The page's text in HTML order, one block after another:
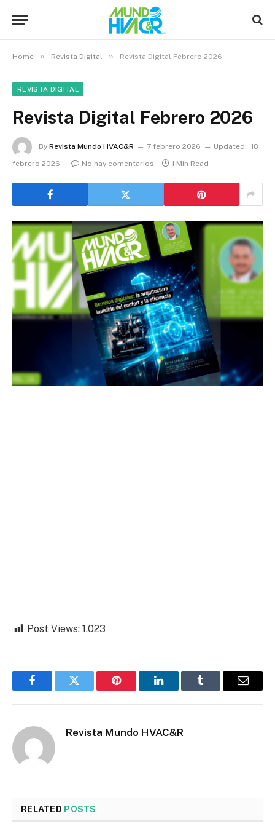
Home » Revista Digital » Revista Digital Febrero 2026
REVISTA DIGITAL
Revista Digital Febrero 2026
By Revista Mundo HVAC&R 7 febrero 2026 Updated: 18
febrero 2026
No hay comentarios 1 Min Read
Post Views: 1,023
FacebookTwitter Pinterest LinkedInTumblr Email
Revista Mundo HVAC&R
RELATED POSTS